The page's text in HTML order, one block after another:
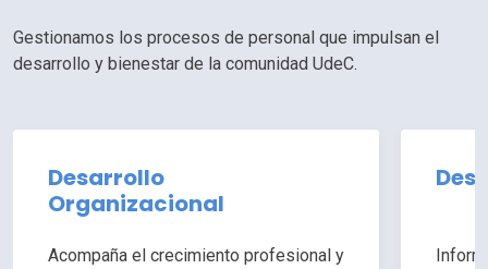
Gestionamos los procesos de personal que impulsan el
desarrollo y bienestar de la comunidad UdeC.
Desarrollo
Organizacional
Acompaña el crecimiento profesional y